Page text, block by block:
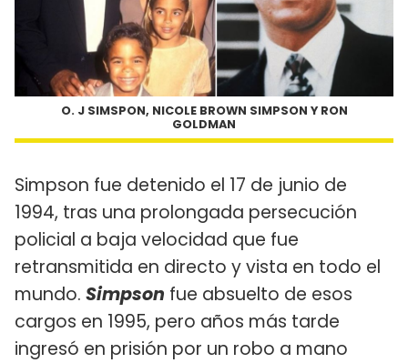
O. J SIMSPON, NICOLE BROWN SIMPSON Y RON
GOLDMAN
Simpson fue detenido el 17 de junio de
1994, tras una prolongada persecución
policial a baja velocidad que fue
retransmitida en directo y vista en todo el
mundo. Simpson fue absuelto de esos
cargos en 1995, pero años más tarde
ingresó en prisión por un robo a mano